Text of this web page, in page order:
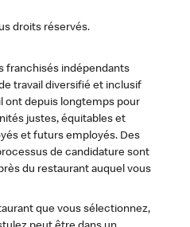
droits réservés.
franchisés indépendants
travail diversifié et inclusif
ont depuis longtemps pour
justes, équitables et
et futurs employés. Des
de candidature sont
du restaurant auquel vous
que vous sélectionnez,